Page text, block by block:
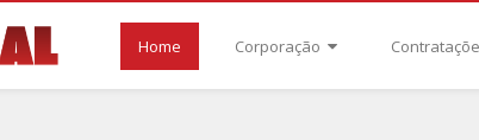
Home Corporação